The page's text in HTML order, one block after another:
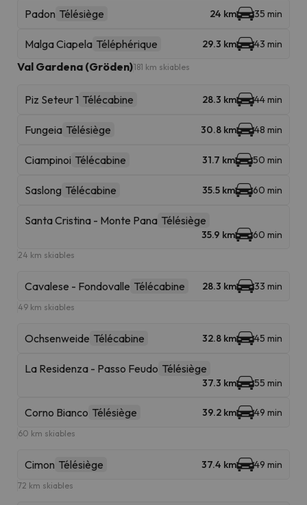
Padon Télésiège 24 km 35 min
Malga Ciapela Téléphérique 29.3 km 43 min
Val Gardena (Gröden)181 km skiables
Piz Seteur 1 Télécabine 28.3 km 44 min
Fungeia Télésiège 30.8 km 48 min
Ciampinoi Télécabine 31.7 km 50 min
Saslong Télécabine 35.5 km 60 min
Santa Cristina - Monte Pana Télésiège
35.9 km 60 min
24 km skiables
Cavalese - Fondovalle Télécabine 28.3 km 33 min
49 km skiables
Ochsenweide Télécabine 32.8 km 45 min
La Residenza - Passo Feudo Télésiège
37.3 km 55 min
Corno Bianco Télésiège 39.2 km 49 min
60 km skiables
Cimon Télésiège 37.4 km 49 min
72 km skiables